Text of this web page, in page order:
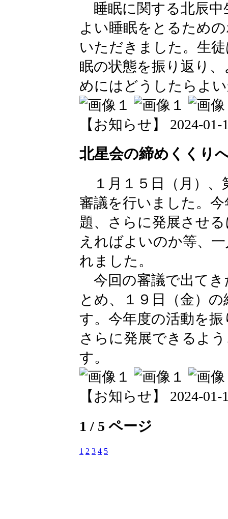
睡眠に関する北辰中
よい睡眠をとるため
いただきました。生
眠の状態を振り返り
めにはどうしたらよ
【お知らせ】 2024-01-
北星会の締めくくり
１月１５日（月）、
審議を行いました。
題、さらに発展させ
えればよいのか等、
れました。
今回の審議で出てき
とめ、１９日（金）
す。今年度の活動を
さらに発展できるよ
す。
【お知らせ】 2024-01-
1 / 5 ページ
1 2 3 4 5